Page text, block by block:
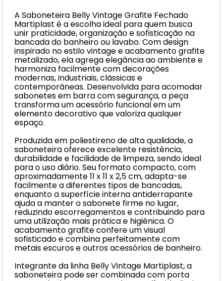
A Saboneteira Belly Vintage Grafite Fechado
Martiplast é a escolha ideal para quem busca
unir praticidade, organização e sofisticação na
bancada do banheiro ou lavabo. Com design
inspirado no estilo vintage e acabamento grafite
metalizado, ela agrega elegância ao ambiente e
harmoniza facilmente com decorações
modernas, industriais, clássicas e
contemporâneas. Desenvolvida para acomodar
sabonetes em barra com segurança, a peça
transforma um acessório funcional em um
elemento decorativo que valoriza qualquer
espaço.
Produzida em poliestireno de alta qualidade, a
saboneteira oferece excelente resistência,
durabilidade e facilidade de limpeza, sendo ideal
para o uso diário. Seu formato compacto, com
aproximadamente 11 x 11 x 2,5 cm, adapta-se
facilmente a diferentes tipos de bancadas,
enquanto a superfície interna antiderrapante
ajuda a manter o sabonete firme no lugar,
reduzindo escorregamentos e contribuindo para
uma utilização mais prática e higiênica. O
acabamento grafite confere um visual
sofisticado e combina perfeitamente com
metais escuros e outros acessórios de banheiro.
Integrante da linha Belly Vintage Martiplast, a
saboneteira pode ser combinada com porta